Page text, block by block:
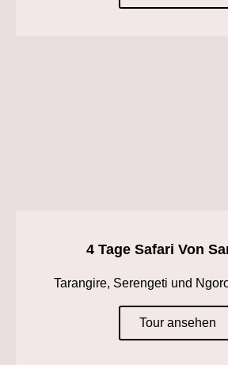
4 Tage Safari Von
Tarangire, Serengeti und
Tour ansehen